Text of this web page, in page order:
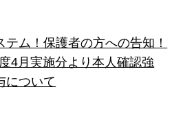
ム！保護者の方への告知！
4月実施分より本人確認強
について